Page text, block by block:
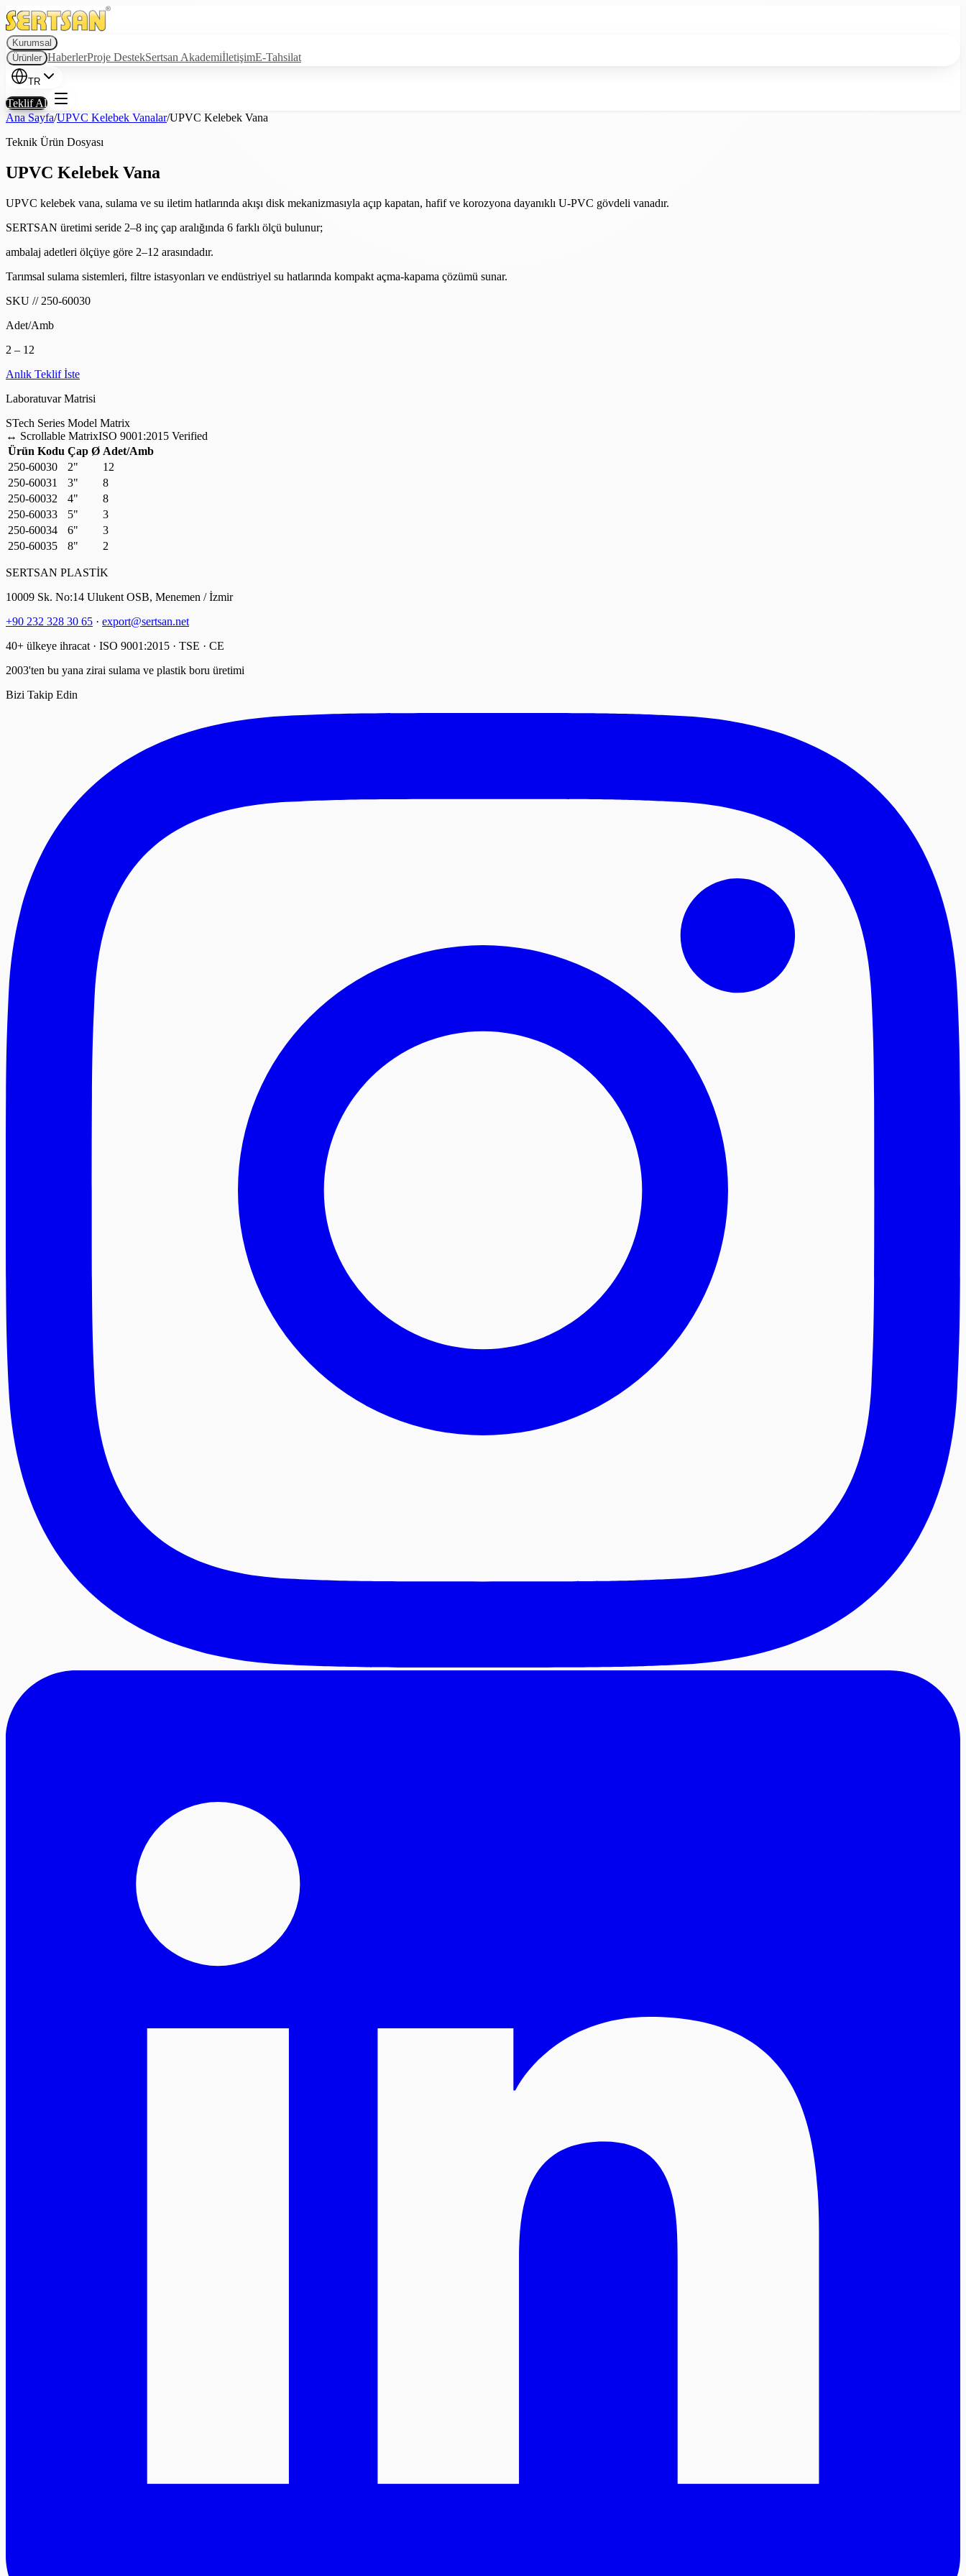
Kurumsal
Ürünler HaberlerProje DestekSertsan AkademiİletişimE-Tahsilat
TR
Teklif Al
Ana Sayfa/UPVC Kelebek Vanalar/UPVC Kelebek Vana
Teknik Ürün Dosyası
UPVC Kelebek Vana
UPVC kelebek vana, sulama ve su iletim hatlarında akışı disk mekanizmasıyla açıp kapatan, hafif ve korozyona dayanıklı U-PVC gövdeli vanadır.
SERTSAN üretimi seride 2–8 inç çap aralığında 6 farklı ölçü bulunur;
ambalaj adetleri ölçüye göre 2–12 arasındadır.
Tarımsal sulama sistemleri, filtre istasyonları ve endüstriyel su hatlarında kompakt açma-kapama çözümü sunar.
SKU // 250-60030
Adet/Amb
2 – 12
Anlık Teklif İste
Laboratuvar Matrisi
STech Series Model Matrix
↔ Scrollable MatrixISO 9001:2015 Verified
Ürün Kodu Çap Ø Adet/Amb
250-60030
2"
12
250-60031
3"
8
250-60032
4"
8
250-60033
5"
3
250-60034
6"
3
250-60035
8" 2
SERTSAN PLASTİK
10009 Sk. No:14 Ulukent OSB, Menemen / İzmir
+90 232 328 30 65 · export@sertsan.net
40+ ülkeye ihracat · ISO 9001:2015 · TSE · CE
2003'ten bu yana zirai sulama ve plastik boru üretimi
Bizi Takip Edin